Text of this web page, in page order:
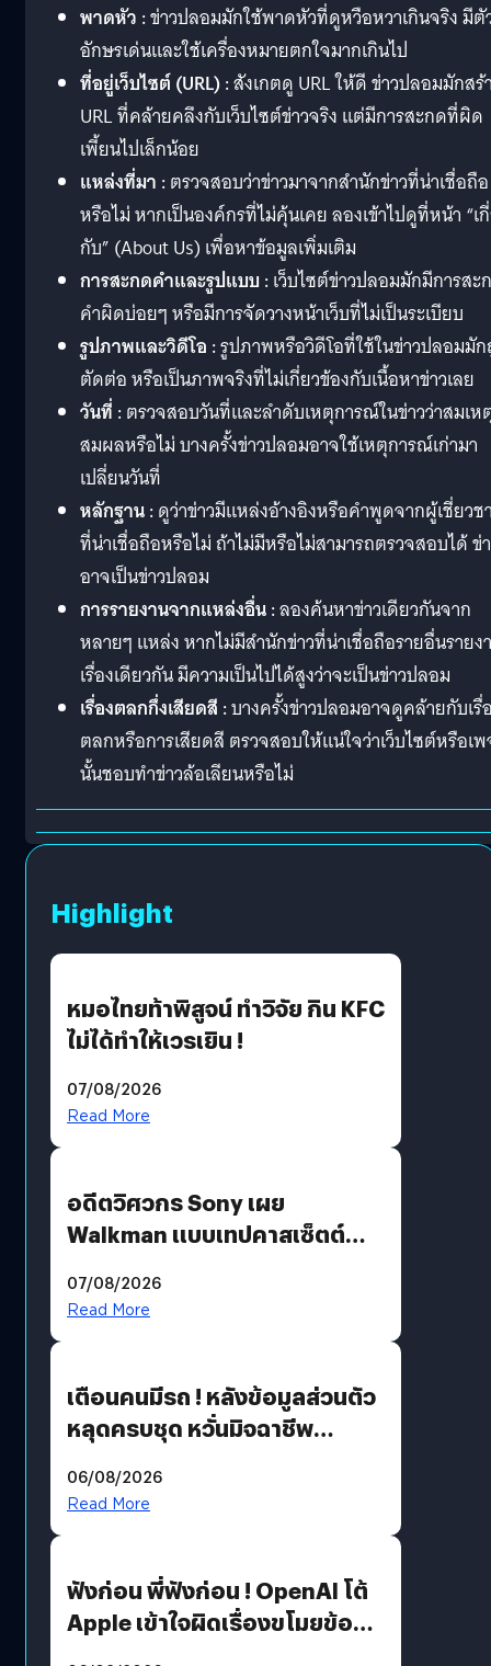
พาดหัว :ข่าวปลอมมักใช้พาดหัวที่ดูหวือหวาเกินจริง มีตั
อักษรเด่นและใช้เครื่องหมายตกใจมากเกินไป
ที่อยู่เว็บไซต์ (URL) :สังเกตดู URL ให้ดี ข่าวปลอมมักสร้
URL ที่คล้ายคลึงกับเว็บไซต์ข่าวจริง แต่มีการสะกดที่ผิด
เพี้ยนไปเล็กน้อย
แหล่งที่มา :ตรวจสอบว่าข่าวมาจากสำนักข่าวที่น่าเชื่อถือ
หรือไม่ หากเป็นองค์กรที่ไม่คุ้นเคย ลองเข้าไปดูที่หน้า “เ
กับ” (About Us) เพื่อหาข้อมูลเพิ่มเติม
การสะกดคำและรูปแบบ :เว็บไซต์ข่าวปลอมมักมีการสะ
คำผิดบ่อยๆ หรือมีการจัดวางหน้าเว็บที่ไม่เป็นระเบียบ
รูปภาพและวิดีโอ :รูปภาพหรือวิดีโอที่ใช้ในข่าวปลอมมั
ตัดต่อ หรือเป็นภาพจริงที่ไม่เกี่ยวข้องกับเนื้อหาข่าวเลย
วันที่ :ตรวจสอบวันที่และลำดับเหตุการณ์ในข่าวว่าสมเห
สมผลหรือไม่ บางครั้งข่าวปลอมอาจใช้เหตุการณ์เก่ามา
เปลี่ยนวันที่
หลักฐาน :ดูว่าข่าวมีแหล่งอ้างอิงหรือคำพูดจากผู้เชี่ยว
ที่น่าเชื่อถือหรือไม่ ถ้าไม่มีหรือไม่สามารถตรวจสอบได้ ข่
อาจเป็นข่าวปลอม
การรายงานจากแหล่งอื่น :ลองค้นหาข่าวเดียวกันจาก
หลายๆ แหล่ง หากไม่มีสำนักข่าวที่น่าเชื่อถือรายอื่นรายง
เรื่องเดียวกัน มีความเป็นไปได้สูงว่าจะเป็นข่าวปลอม
เรื่องตลกกึ่งเสียดสี :บางครั้งข่าวปลอมอาจดูคล้ายกับเรื่
ตลกหรือการเสียดสี ตรวจสอบให้แน่ใจว่าเว็บไซต์หรือเ
นั้นชอบทำข่าวล้อเลียนหรือไม่
Highlight
หมอไทยท้าพิสูจน์ ทำวิจัย กิน KFC
ไม่ได้ทำให้เวรเยิน !
07/08/2026
Read More
อดีตวิศวกร Sony เผย
Walkman แบบเทปคาสเซ็ตต์
07/08/2026
Read More
เตือนคนมีรถ ! หลังข้อมูลส่วนตัว
หลุดครบชุด หวั่นมิจฉาชีพ
รหัสผ่านหลุด ไม่ใช่แฮกเกอร์
06/08/2026
Read More
ฟังก่อน พี่ฟังก่อน ! OpenAI โต้
Apple เข้าใจผิดเรื่องขโมยข้อมูล